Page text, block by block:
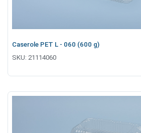
Caserole PET L - 060 (600 g)
SKU: 21114060